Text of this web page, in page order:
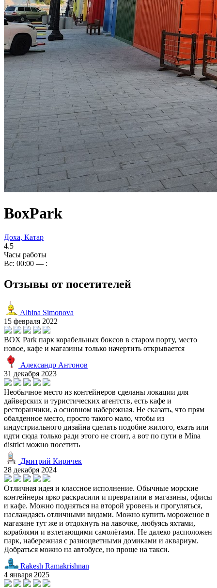
BoxPark
Доха, Катар
4.5
Часы работы
Вс: 00:00 — :
Отзывы от посетителей
Albina Simonova
15 февраля 2022
BOX Park парк корабельных боксов в старом порту, место
новое, кафе и магазины только начертить открывается
Александр Антонов
31 декабря 2023
Необычное место из контейнеров сделаны локации для
дайверских и туристических агентств, есть кафе и
ресторанчики, а основном набережная. Не сказать, что прям
обалденное место, просто такого мало, чтобы из
индустриального дизайна сделать подобие жилого, ехать или
идти сюда только ради этого не стоит, а вот по пути в Mina
district можно посетить
Дмитрий Киричек
28 декабря 2024
Отличная идея и классное исполнение. Обычные морские
контейнеры ярко раскрасили и превратили в магазины, офисы
и кафе. Можно подняться на второй уровень и прогуляться,
наслаждаясь отличными видами. Можно купить мороженое в
магазине тут же и отдохнуть на лавочке, любуясь яхтами,
кораблями и взлетающими самолётами. Не далеко расположен
парк, набережная с разноцветными домиками и аквариум.
Добраться можно на автобусе, но проще на такси.
Rakesh Ramakrishnan
4 января 2025